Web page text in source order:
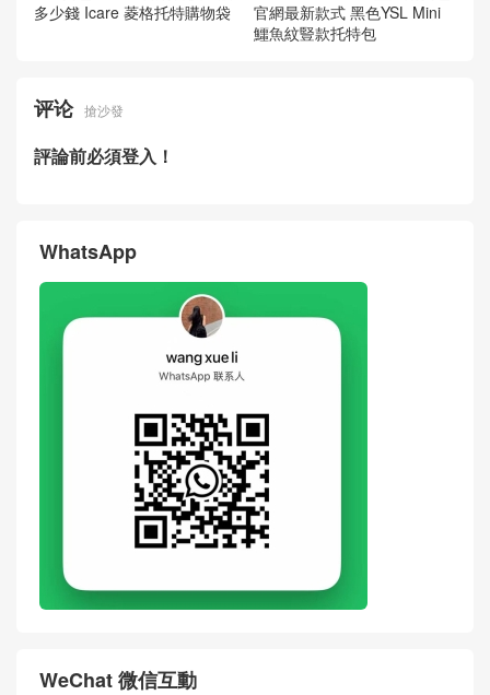
多少錢 Icare 菱格托特購物袋
官網最新款式 黑色YSL Mini
鱷魚紋豎款托特包
评论 搶沙發
評論前必須登入！
WhatsApp
WeChat 微信互動